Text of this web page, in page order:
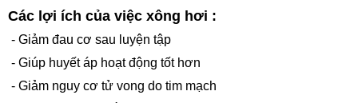
Các lợi ích của việc xông hơi :
- Giảm đau cơ sau luyện tập
- Giúp huyết áp hoạt động tốt hơn
- Giảm nguy cơ tử vong do tim mạch